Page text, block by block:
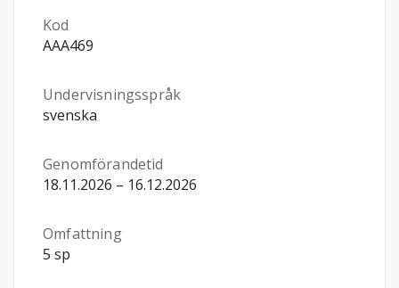
Kod
AAA469
Undervisningsspråk
svenska
Genomförandetid
18.11.2026 – 16.12.2026
Omfattning
5 sp